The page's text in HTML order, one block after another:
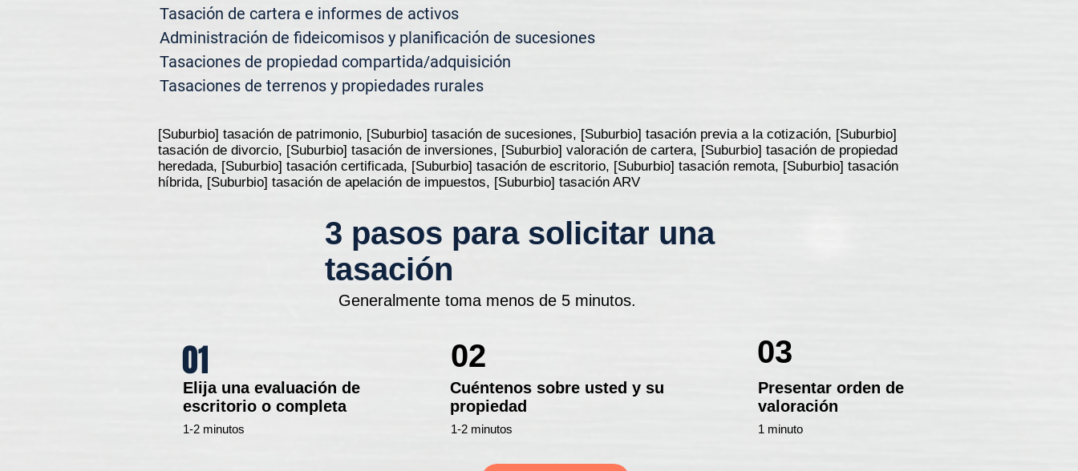
Tasación de cartera e informes de activos
Administración de fideicomisos y planificación de sucesiones
Tasaciones de propiedad compartida/adquisición
Tasaciones de terrenos y propiedades rurales
[Suburbio] tasación de patrimonio, [Suburbio] tasación de sucesiones, [Suburbio] tasación previa a la cotización, [Suburbio]
tasación de divorcio, [Suburbio] tasación de inversiones, [Suburbio] valoración de cartera, [Suburbio] tasación de propiedad
heredada, [Suburbio] tasación certificada, [Suburbio] tasación de escritorio, [Suburbio] tasación remota, [Suburbio] tasación
híbrida, [Suburbio] tasación de apelación de impuestos, [Suburbio] tasación ARV
3 pasos para solicitar una
tasación
Generalmente toma menos de 5 minutos.
Elija una evaluación de
escritorio o completa
01
1-2 minutos
Cuéntenos sobre usted y su
propiedad
02
1-2 minutos
03
Presentar orden de
valoración
1 minuto